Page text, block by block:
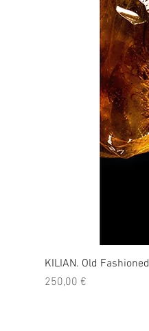
KILIAN. Old Fashioned
Prezzo
250,00 €